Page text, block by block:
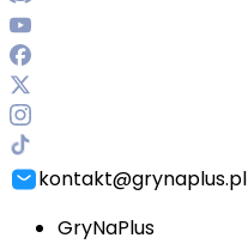
kontakt@grynaplus.pl
GryNaPlus